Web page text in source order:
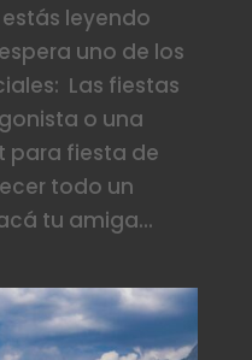
estás leyendo
uno de los
Las fiestas
o una
para fiesta de
todo un
tu amiga...